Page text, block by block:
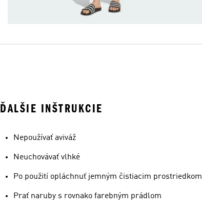
ĎALŠIE INŠTRUKCIE
Nepoužívať aviváž
Neuchovávať vlhké
Po použití opláchnuť jemným čistiacim prostriedkom
Prať naruby s rovnako farebným prádlom